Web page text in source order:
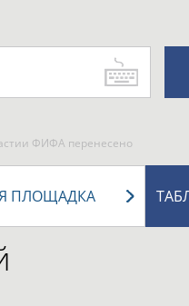
ФИФА перенесено
ПЛОЩАДКА